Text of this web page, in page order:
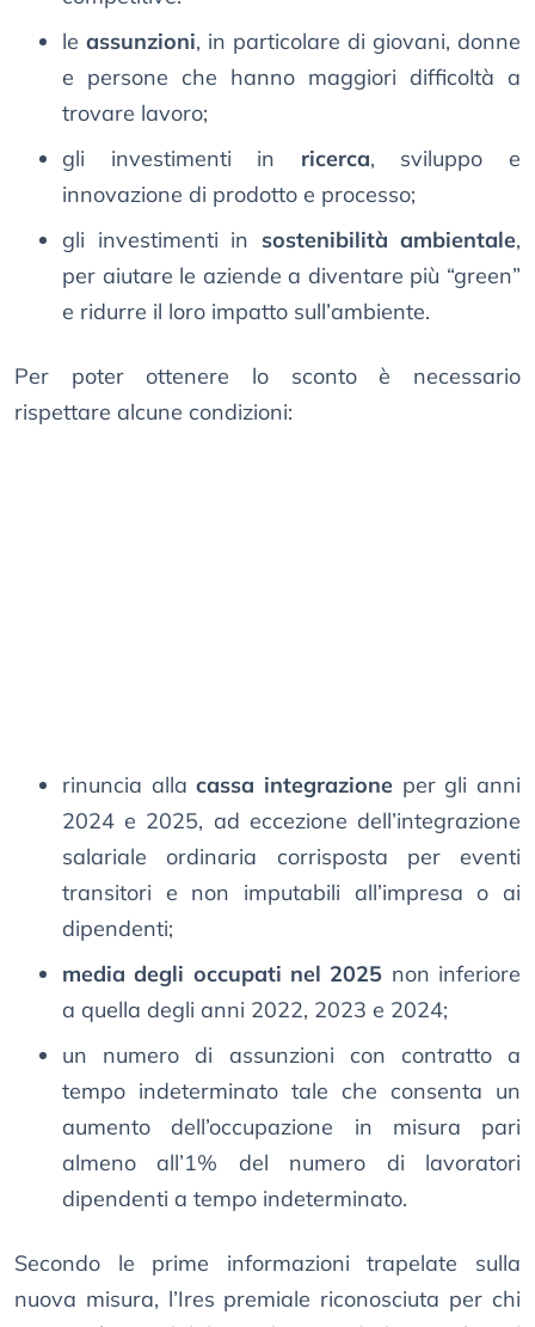
le assunzioni, in particolare di giovani, donne
e persone che hanno maggiori difficoltà a
trovare lavoro;
gli investimenti in ricerca, sviluppo e
innovazione di prodotto e processo;
gli investimenti in sostenibilità ambientale,
per aiutare le aziende a diventare più “green”
e ridurre il loro impatto sull’ambiente.
Per poter ottenere lo sconto è necessario
rispettare alcune condizioni:
rinuncia allacassa integrazione per gli anni
2024 e 2025, ad eccezione dell’integrazione
salariale ordinaria corrisposta per eventi
transitori e non imputabili all’impresa o ai
dipendenti;
media degli occupati nel 2025 non inferiore
a quella degli anni 2022, 2023 e 2024;
un numero di assunzioni con contratto a
tempo indeterminato tale che consenta un
aumento dell’occupazione in misura pari
almeno all’1% del numero di lavoratori
dipendenti a tempo indeterminato.
Secondo le prime informazioni trapelate sulla
nuova misura, l’Ires premiale riconosciuta per chi